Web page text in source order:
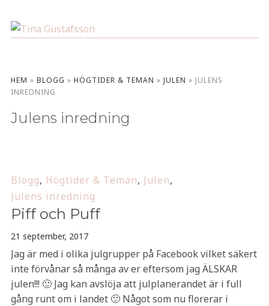
HEM » BLOGG » HÖGTIDER & TEMAN » JULEN » JULENS
INREDNING
Julens inredning
Blogg, Högtider & Teman, Julen,
Julens inredning
Piff och Puff
21 september, 2017
Jag är med i olika julgrupper på Facebook vilket säkert
inte förvånar så många av er eftersom jag ÄLSKAR
julen!!! 🙂 Jag kan avslöja att julplanerandet är i full
gång runt om i landet 🙂 Något som nu florerar i